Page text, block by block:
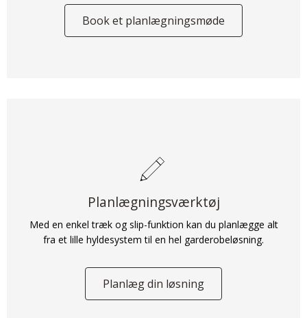
Book et planlægningsmøde
Planlægningsværktøj
Med en enkel træk og slip-funktion kan du planlægge alt
fra et lille hyldesystem til en hel garderobeløsning.
Planlæg din løsning